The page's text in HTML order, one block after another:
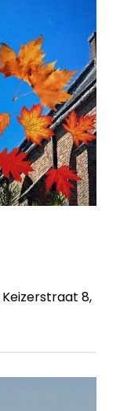
Keizerstraat 8,